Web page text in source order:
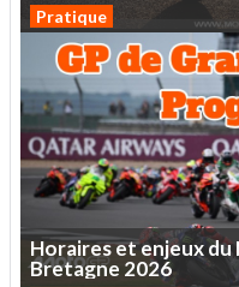
Pratique
Horairesetenjeuxdu
Bretagne 2026